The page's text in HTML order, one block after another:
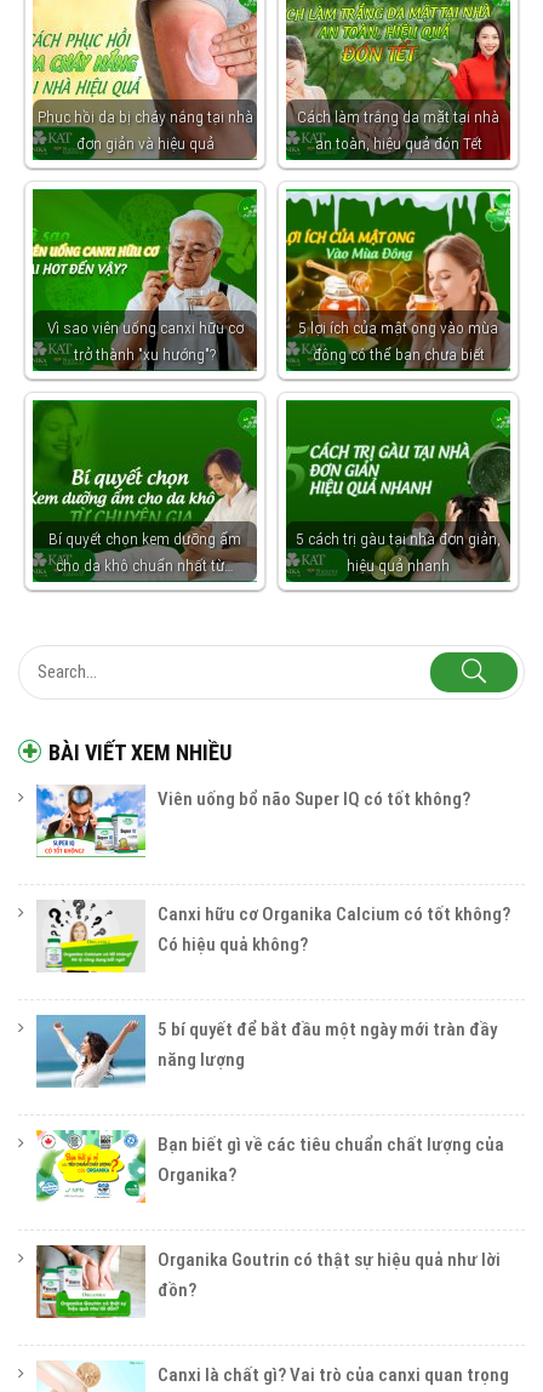
BÀI VIẾT XEM NHIỀU
Viên uống bổ não Super IQ có tốt không?
Canxi hữu cơ Organika Calcium có tốt không?
Có hiệu quả không?
5 bí quyết để bắt đầu một ngày mới tràn đầy
năng lượng
Bạn biết gì về các tiêu chuẩn chất lượng của
Organika?
Organika Goutrin có thật sự hiệu quả như lời
đồn?
Canxi là chất gì? Vai trò của canxi quan trọng
Phục hồi da bị cháy nắng tại nhà
đơn giản và hiệu quả
Cách làm trắng da mặt tại nhà
an toàn, hiệu quả đón Tết
Vì sao viên uống canxi hữu cơ
trở thành "xu hướng"?
5 lợi ích của mật ong vào mùa
đông có thể bạn chưa biết
Bí quyết chọn kem dưỡng ẩm
cho da khô chuẩn nhất từ…
5 cách trị gàu tại nhà đơn giản,
hiệu quả nhanh